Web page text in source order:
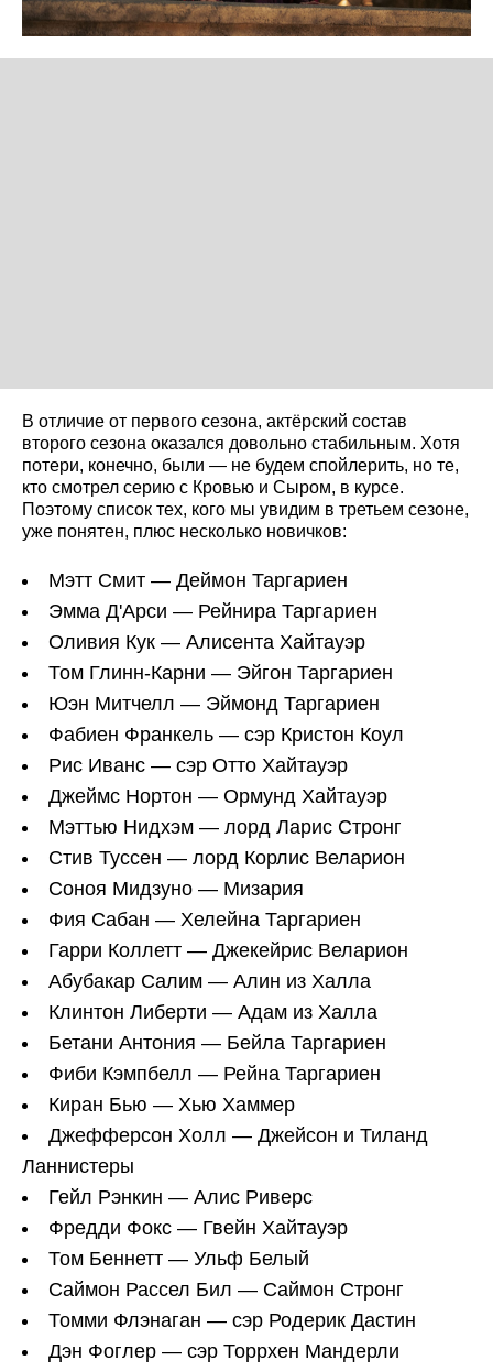
В отличие от первого сезона, актёрский состав
второго сезона оказался довольно стабильным. Хотя
потери, конечно, были — не будем спойлерить, но те,
кто смотрел серию с Кровью и Сыром, в курсе.
Поэтому список тех, кого мы увидим в третьем сезоне,
уже понятен, плюс несколько новичков:
Мэтт Смит — Деймон Таргариен
Эмма Д'Арси — Рейнира Таргариен
Оливия Кук — Алисента Хайтауэр
Том Глинн-Карни — Эйгон Таргариен
Юэн Митчелл — Эймонд Таргариен
Фабиен Франкель — сэр Кристон Коул
Рис Иванс — сэр Отто Хайтауэр
Джеймс Нортон — Ормунд Хайтауэр
Мэттью Нидхэм — лорд Ларис Стронг
Стив Туссен — лорд Корлис Веларион
Соноя Мидзуно — Мизария
Фия Сабан — Хелейна Таргариен
Гарри Коллетт — Джекейрис Веларион
Абубакар Салим — Алин из Халла
Клинтон Либерти — Адам из Халла
Бетани Антония — Бейла Таргариен
Фиби Кэмпбелл — Рейна Таргариен
Киран Бью — Хью Хаммер
Джефферсон Холл — Джейсон и Тиланд
Ланнистеры
Гейл Рэнкин — Алис Риверс
Фредди Фокс — Гвейн Хайтауэр
Том Беннетт — Ульф Белый
Саймон Рассел Бил — Саймон Стронг
Томми Флэнаган — сэр Родерик Дастин
Дэн Фоглер — сэр Торрхен Мандерли